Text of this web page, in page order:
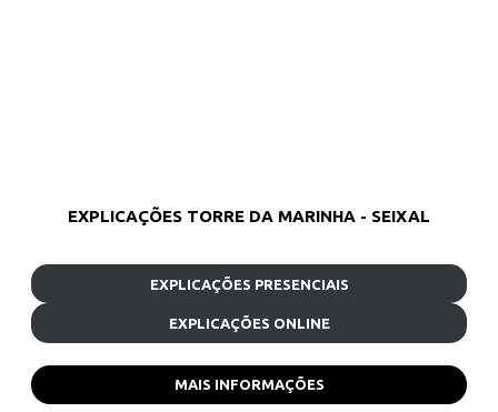
EXPLICAÇÕES TORRE DA MARINHA - SEIXAL
EXPLICAÇÕES PRESENCIAIS
EXPLICAÇÕES ONLINE
MAIS INFORMAÇÕES